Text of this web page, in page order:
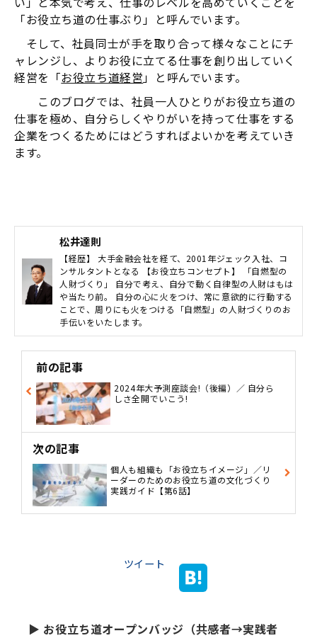
「お役立ち道の仕事ぶり」と呼んでいます。
そして、社員同士が手を取り合って様々なことにチ
ャレンジし、よりお役に立てる仕事を創り出していく
経営を「お役立ち道経営」と呼んでいます。
このブログでは、社員一人ひとりがお役立ち道の
仕事を極め、自分らしくやりがいを持って仕事をする
企業をつくるためにはどうすればよいかを考えていき
ます。
松井達則
【経歴】 大手金融会社を経て、2001年ジェック入社、コ
ンサルタントとなる 【お役立ちコンセプト】 「自燃型の
人財づくり」 自分で考え、自分で動く自律型の人財はもは
や当たり前。 自分の心に火をつけ、常に意欲的に行動する
ことで、周りにも火をつける「自燃型」の人財づくりのお
手伝いをいたします。
前の記事
2024年大予測座談会!（後編）／ 自分ら
しさ全開でいこう!
次の記事
個人も組織も「お役立ちイメージ」／リ
ーダーのためのお役立ち道の文化づくり
実践ガイド【第6話】
ツイート
▶ お役立ち道オープンバッジ（共感者→実践者